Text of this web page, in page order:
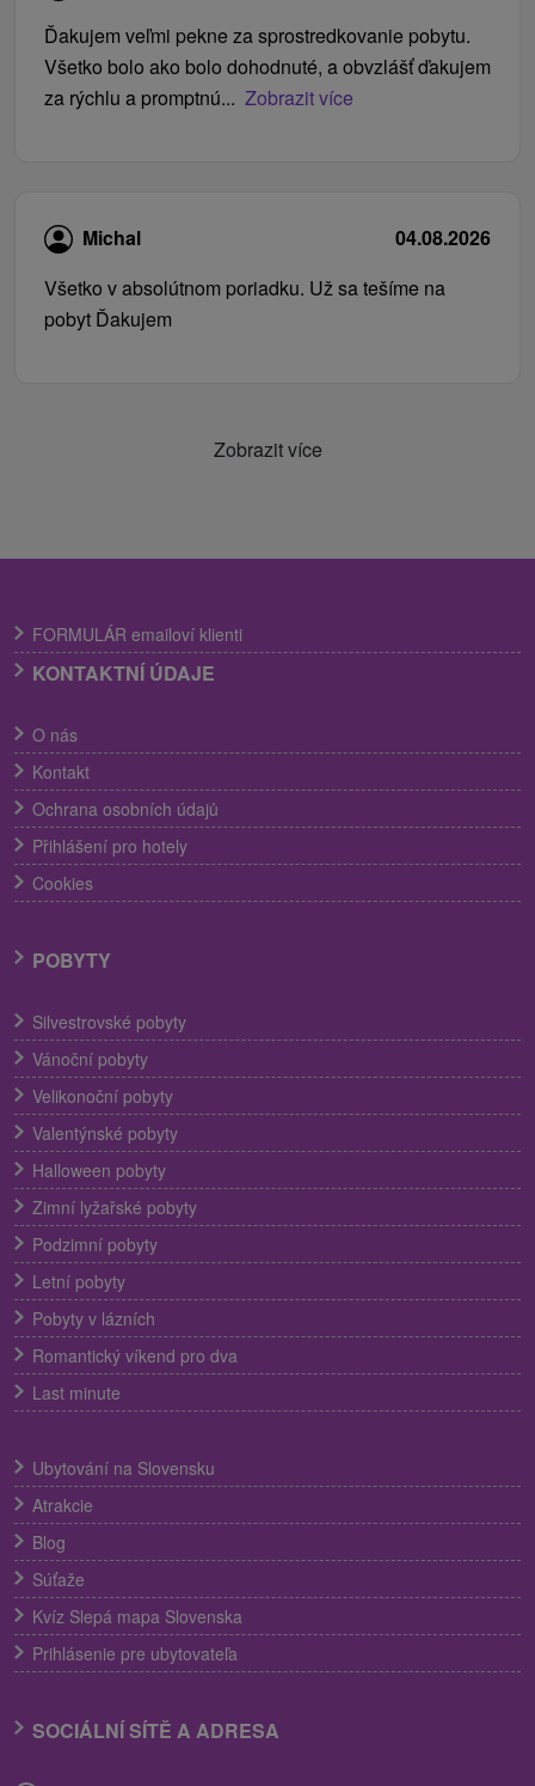
Ďakujem veľmi pekne za sprostredkovanie pobytu.
Všetko bolo ako bolo dohodnuté, a obvzlášť ďakujem
za rýchlu a promptnú... Zobrazit více
Michal
04.08.2026
Všetko v absolútnom poriadku. Už sa tešíme na
pobyt Ďakujem
Zobrazit více
FORMULÁR emailoví klienti
KONTAKTNÍ ÚDAJE
O nás
Kontakt
Ochrana osobních údajů
Přihlášení pro hotely
Cookies
POBYTY
Silvestrovské pobyty
Vánoční pobyty
Velikonoční pobyty
Valentýnské pobyty
Halloween pobyty
Zimní lyžařské pobyty
Podzimní pobyty
Letní pobyty
Pobyty v lázních
Romantický víkend pro dva
Last minute
Ubytování na Slovensku
Atrakcie
Blog
Súťaže
Kvíz Slepá mapa Slovenska
Prihlásenie pre ubytovateľa
SOCIÁLNÍ SÍTĚ A ADRESA